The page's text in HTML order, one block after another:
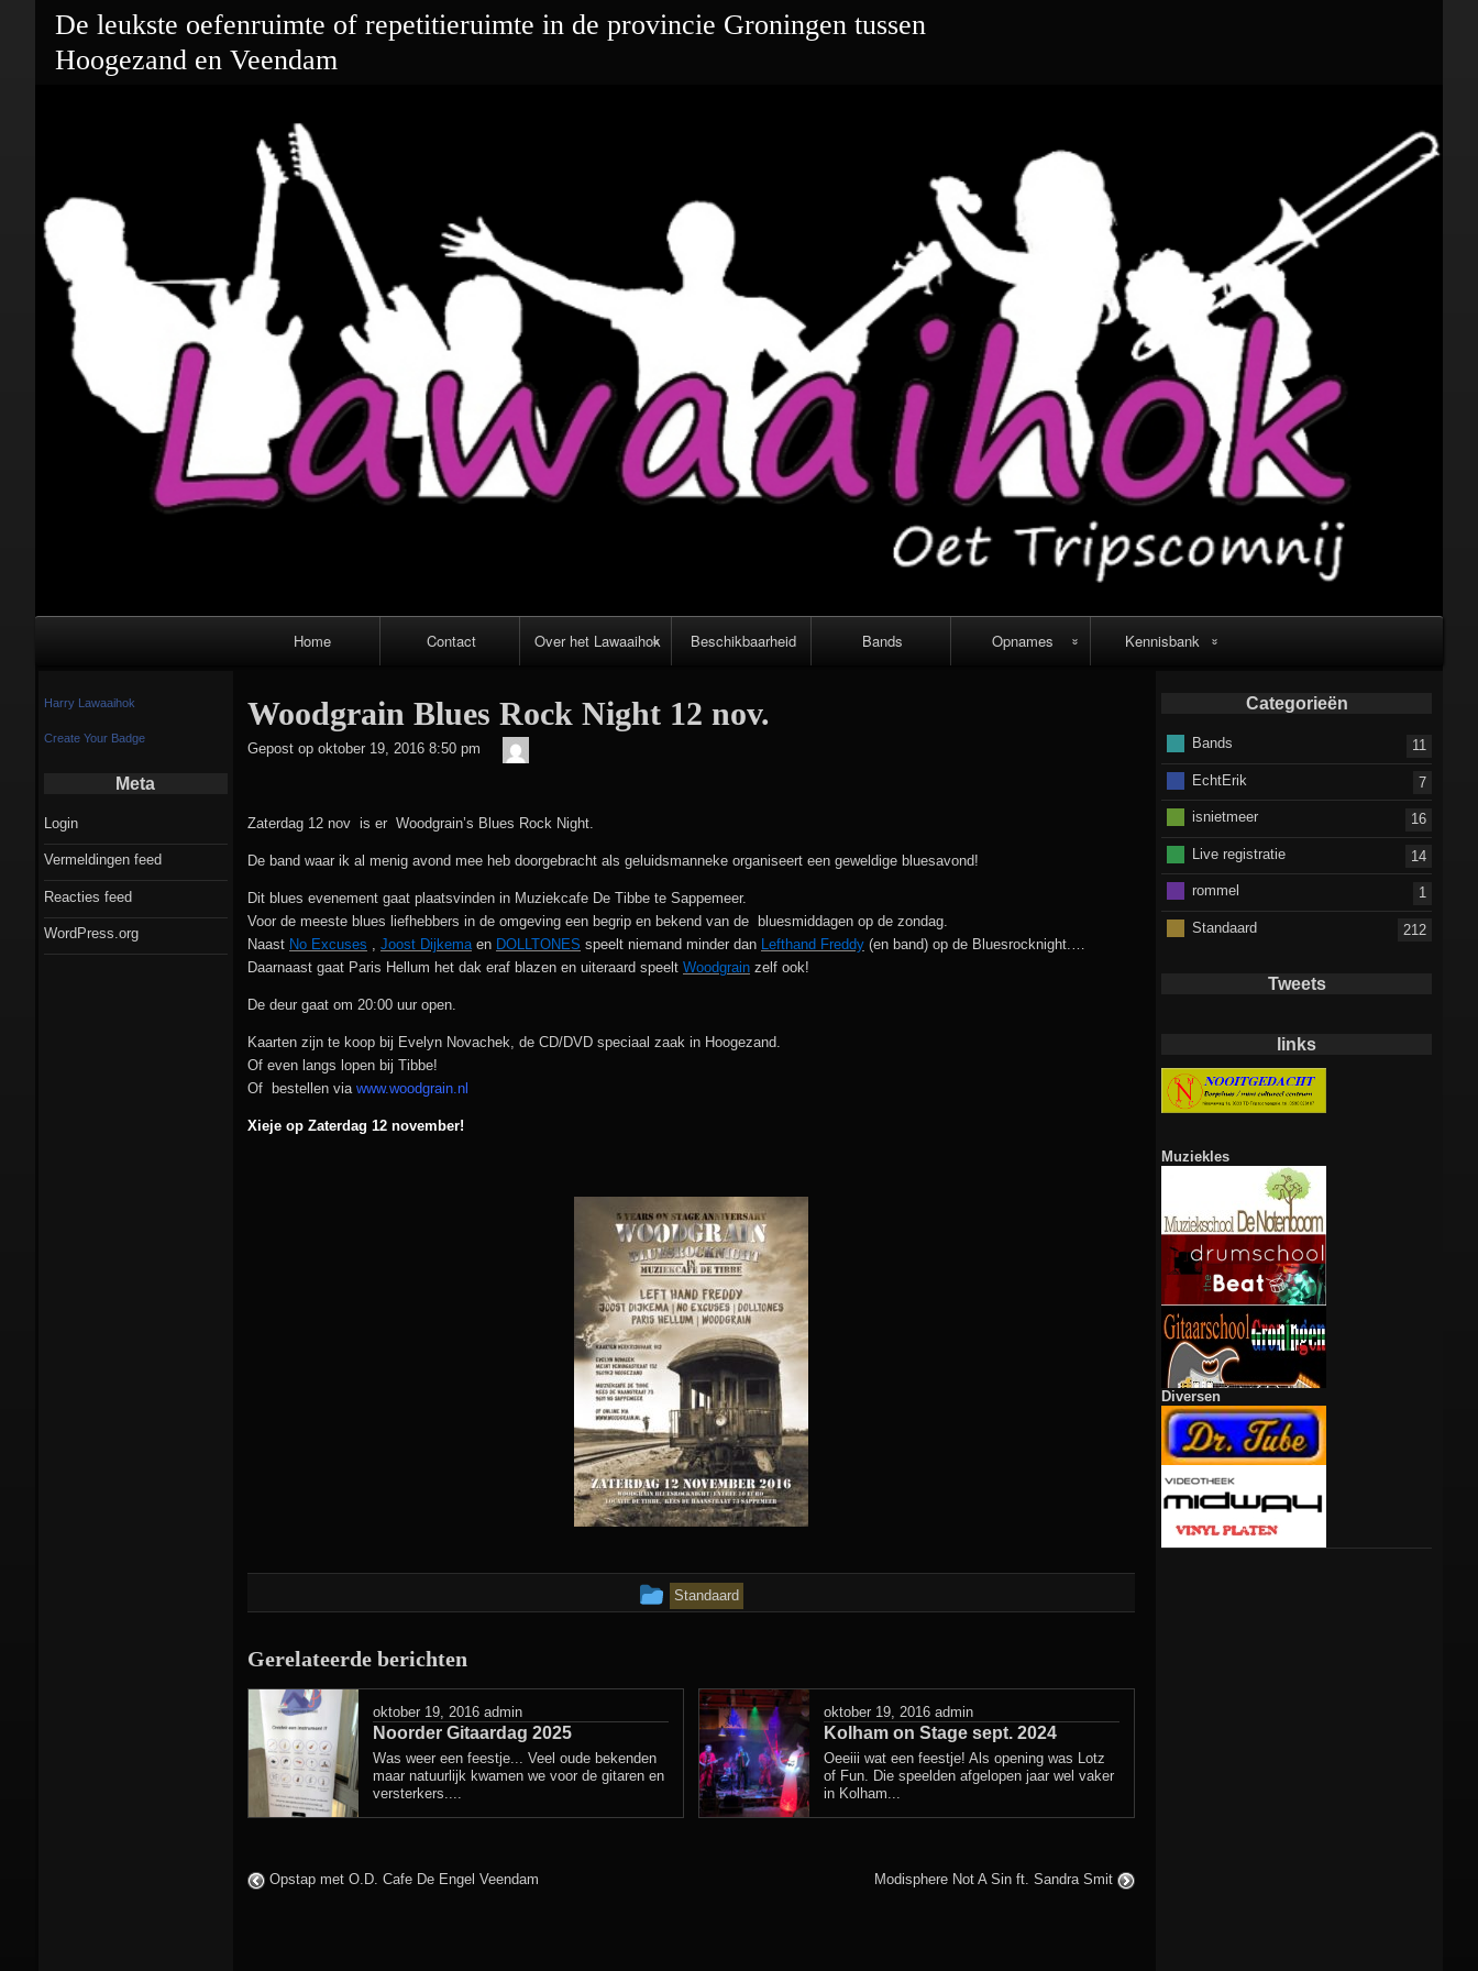
naar
De leukste oefenruimte of repetitieruimte in de provincie Groningen tussen
Hoogezand en Veendam
Home Contact Over het Lawaaihok
apparatuur
openingstijden
Beschikbaarheid Bands Opnames Kennisbank
downloaden
Woodgrain Blues Rock Night 12 nov.
Gepost op oktober 19, 2016 8:50 pm
Zaterdag 12 nov is er Woodgrain’s Blues Rock Night.
De band waar ik al menig avond mee heb doorgebracht als geluidsmanneke organiseert een geweldige bluesavond!
Dit blues evenement gaat plaatsvinden in Muziekcafe De Tibbe te Sappemeer.
Voor de meeste blues liefhebbers in de omgeving een begrip en bekend van de bluesmiddagen op de zondag.
Naast No Excuses , Joost Dijkemaen DOLLTONES speelt niemand minder dan Lefthand Freddy (en band) op de Bluesrocknight.…
Daarnaast gaat Paris Hellum het dak eraf blazen en uiteraard speelt Woodgrain zelf ook!
De deur gaat om 20:00 uur open.
Kaarten zijn te koop bij Evelyn Novachek, de CD/DVD speciaal zaak in Hoogezand.
Of even langs lopen bij Tibbe!
Of bestellen via www.woodgrain.nl
Xieje op Zaterdag 12 november!
Dit
geplaatst
Standaard
Gerelateerde berichten
oktober 19, 2016 admin
Noorder Gitaardag 2025
Was weer een feestje... Veel oude bekenden
maar natuurlijk kwamen we voor de gitaren en
versterkers....
oktober 19, 2016 admin
Kolham on Stage sept. 2024
Oeeiii wat een feestje! Als opening was Lotz
of Fun. Die speelden afgelopen jaar wel vaker
in Kolham...
Opstap met O.D. Cafe De Engel Veendam Modisphere Not A Sin ft. Sandra Smit
Categorieën
Bands 11
EchtErik 7
isnietmeer 16
Live registratie 14
rommel 1
Standaard 212
Tweets
links
Muziekles
Diversen
Harry Lawaaihok
Create Your Badge
Meta
Login
Vermeldingen feed
Reacties feed
WordPress.org